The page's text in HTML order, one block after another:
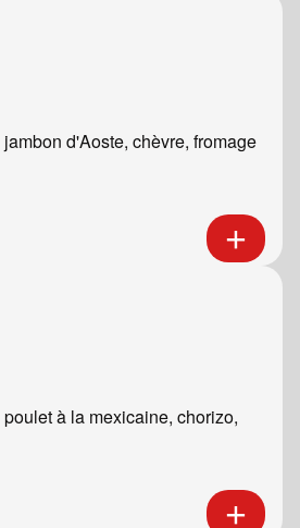
d'Aoste, chèvre, fromage
à la mexicaine, chorizo,